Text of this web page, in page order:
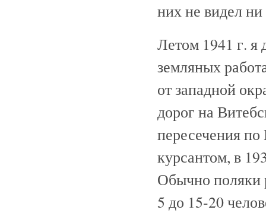
них не видел ни
Летом 1941 г. я
земляных
от западной
дорог на
пересечения
курсантом, в
Обычно поляки
5 до 15-20